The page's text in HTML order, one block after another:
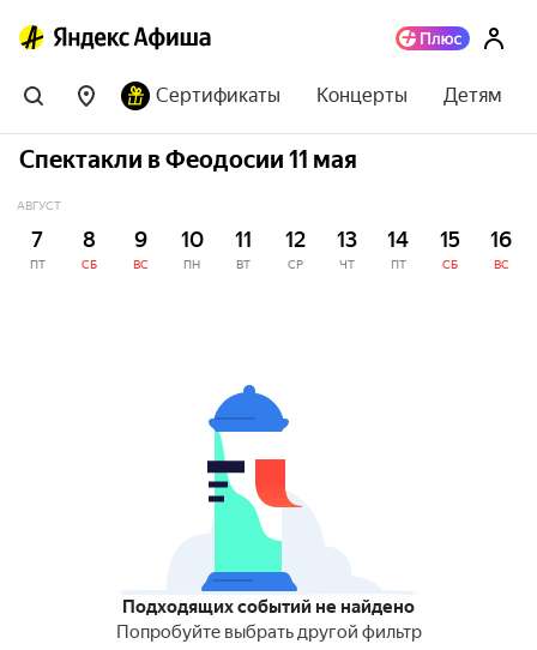
Сертификаты Концерты Детям
Спектакли в Феодосии 11 мая
АВГУСТ
7
ПТ
8
СБ
9
ВС
10
ПН
11
ВТ
12
СР
13
ЧТ
14
ПТ
15
СБ
16
ВС
Подходящих событий не найдено
Попробуйте выбрать другой фильтр